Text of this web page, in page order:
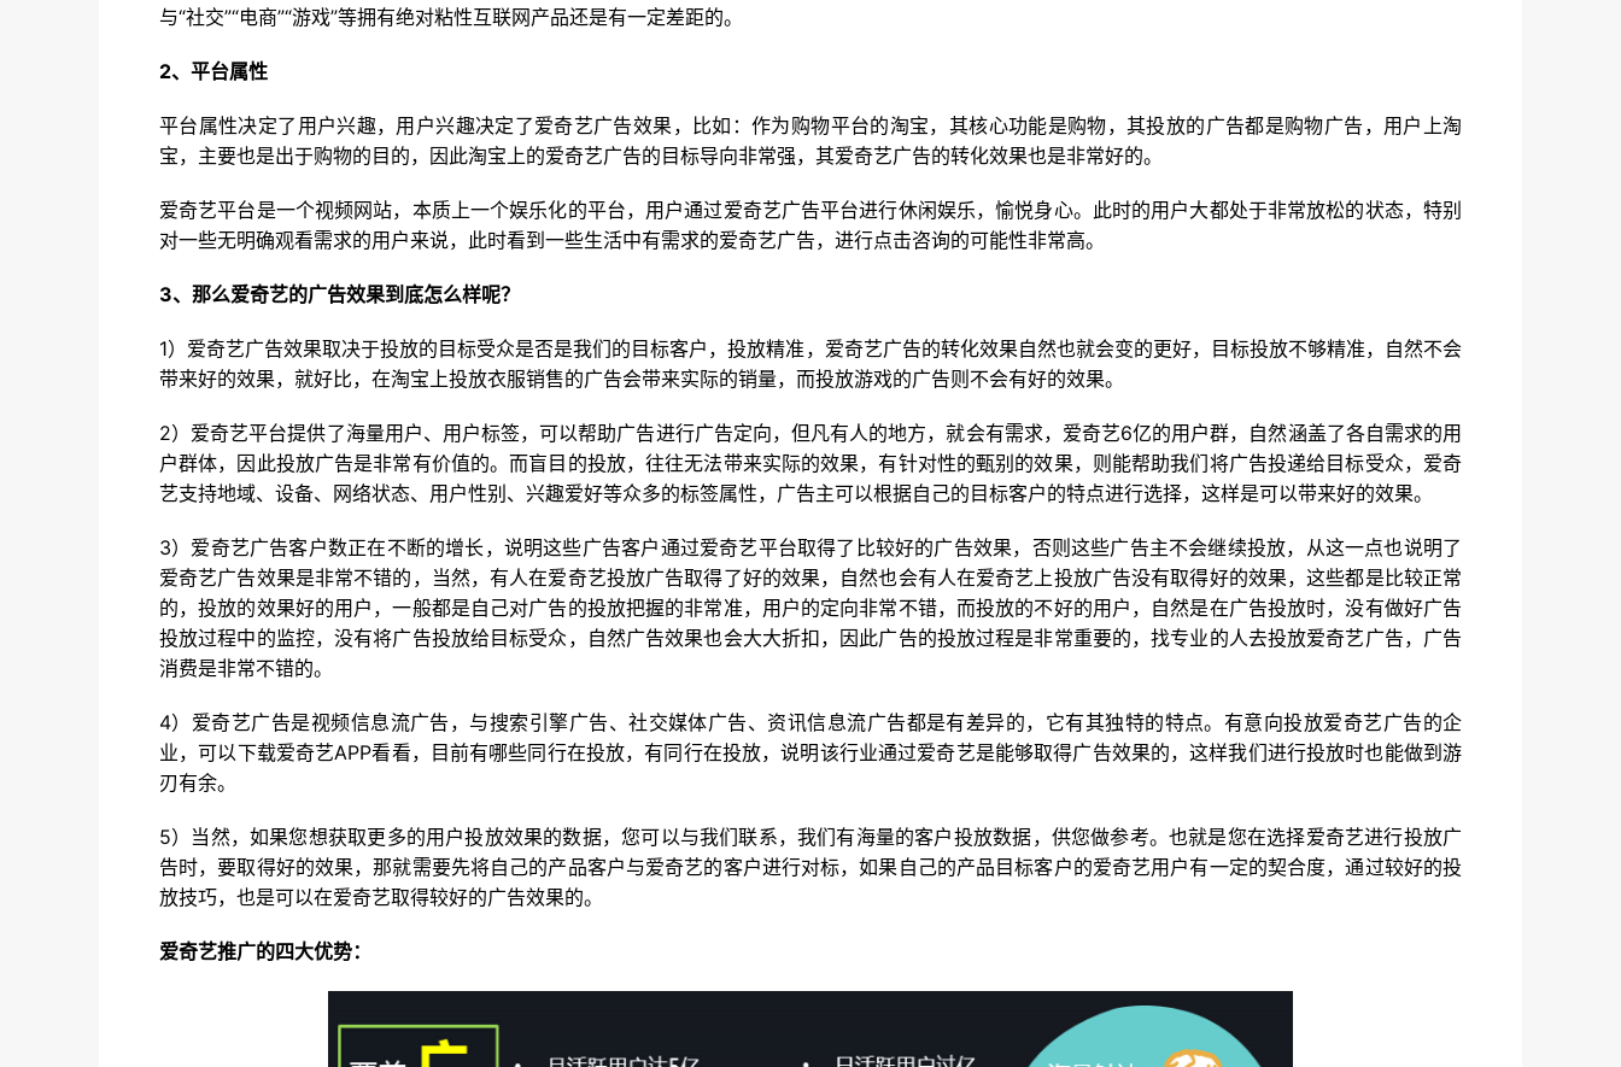
与“社交”“电商”“游戏”等拥有绝对粘性互联网产品还是有一定差距的。
2、平台属性
平台属性决定了用户兴趣，用户兴趣决定了爱奇艺广告效果，比如：作为购物平台的淘宝，其核心功能是购物，其投放的广告都是购物广告，用户上淘
宝，主要也是出于购物的目的，因此淘宝上的爱奇艺广告的目标导向非常强，其爱奇艺广告的转化效果也是非常好的。
爱奇艺平台是一个视频网站，本质上一个娱乐化的平台，用户通过爱奇艺广告平台进行休闲娱乐，愉悦身心。此时的用户大都处于非常放松的状态，特别
对一些无明确观看需求的用户来说，此时看到一些生活中有需求的爱奇艺广告，进行点击咨询的可能性非常高。
3、那么爱奇艺的广告效果到底怎么样呢？
1）爱奇艺广告效果取决于投放的目标受众是否是我们的目标客户，投放精准，爱奇艺广告的转化效果自然也就会变的更好，目标投放不够精准，自然不会
带来好的效果，就好比，在淘宝上投放衣服销售的广告会带来实际的销量，而投放游戏的广告则不会有好的效果。
2）爱奇艺平台提供了海量用户、用户标签，可以帮助广告进行广告定向，但凡有人的地方，就会有需求，爱奇艺6亿的用户群，自然涵盖了各自需求的用
户群体，因此投放广告是非常有价值的。而盲目的投放，往往无法带来实际的效果，有针对性的甄别的效果，则能帮助我们将广告投递给目标受众，爱奇
艺支持地域、设备、网络状态、用户性别、兴趣爱好等众多的标签属性，广告主可以根据自己的目标客户的特点进行选择，这样是可以带来好的效果。
3）爱奇艺广告客户数正在不断的增长，说明这些广告客户通过爱奇艺平台取得了比较好的广告效果，否则这些广告主不会继续投放，从这一点也说明了
爱奇艺广告效果是非常不错的，当然，有人在爱奇艺投放广告取得了好的效果，自然也会有人在爱奇艺上投放广告没有取得好的效果，这些都是比较正常
的，投放的效果好的用户，一般都是自己对广告的投放把握的非常准，用户的定向非常不错，而投放的不好的用户，自然是在广告投放时，没有做好广告
投放过程中的监控，没有将广告投放给目标受众，自然广告效果也会大大折扣，因此广告的投放过程是非常重要的，找专业的人去投放爱奇艺广告，广告
消费是非常不错的。
4）爱奇艺广告是视频信息流广告，与搜索引擎广告、社交媒体广告、资讯信息流广告都是有差异的，它有其独特的特点。有意向投放爱奇艺广告的企
业，可以下载爱奇艺APP看看，目前有哪些同行在投放，有同行在投放，说明该行业通过爱奇艺是能够取得广告效果的，这样我们进行投放时也能做到游
刃有余。
5）当然，如果您想获取更多的用户投放效果的数据，您可以与我们联系，我们有海量的客户投放数据，供您做参考。也就是您在选择爱奇艺进行投放广
告时，要取得好的效果，那就需要先将自己的产品客户与爱奇艺的客户进行对标，如果自己的产品目标客户的爱奇艺用户有一定的契合度，通过较好的投
放技巧，也是可以在爱奇艺取得较好的广告效果的。
爱奇艺推广的四大优势：